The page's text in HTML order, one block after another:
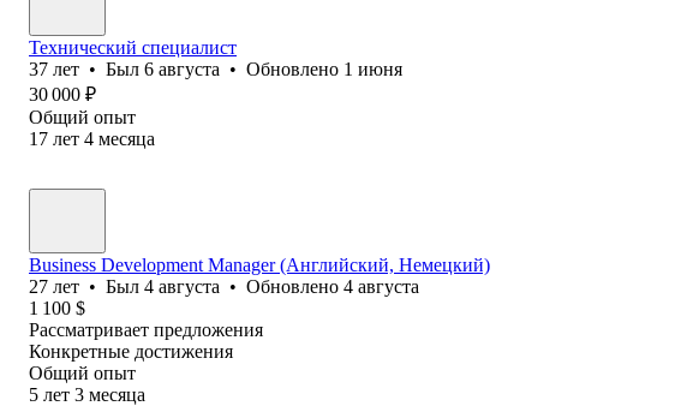
Технический специалист
37 лет • Был 6 августа • Обновлено 1 июня
30 000 ₽
Общий опыт
17 лет 4 месяца
Business Development Manager (Английский, Немецкий)
27 лет • Был 4 августа • Обновлено 4 августа
1 100 $
Рассматривает предложения
Конкретные достижения
Общий опыт
5 лет 3 месяца